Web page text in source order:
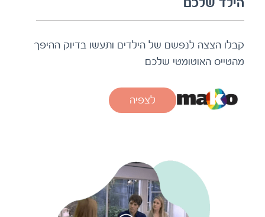
קבלו הצצה לנפשם של הילדים ותעשו בדיוק ההיפך
מהטייס האוטומטי שלכם